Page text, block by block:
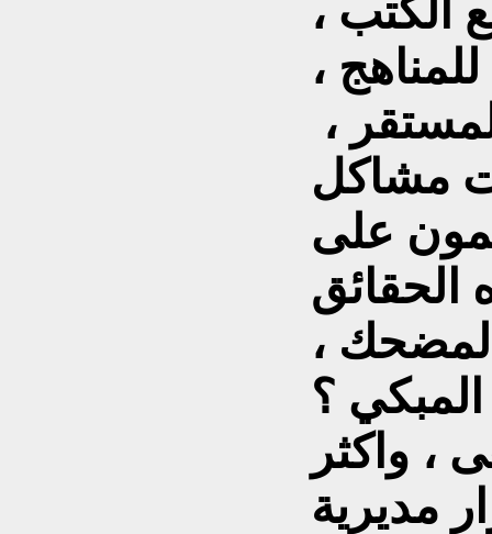
الكتب ،
،
،
مشاكل
على
الحقائق
،
المبكي ؟
، واكثر
مديرية